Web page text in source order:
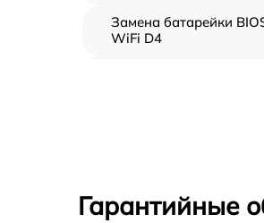
Замена батарейки
WiFi D4
Гарантийные